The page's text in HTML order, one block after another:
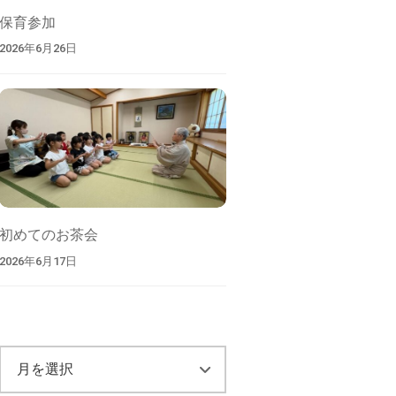
育参加
年6月26日
めてのお茶会
年6月17日